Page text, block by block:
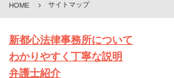
HOME サイトマップ
新都心法律事務所について
わかりやすく丁寧な説明
弁護士紹介